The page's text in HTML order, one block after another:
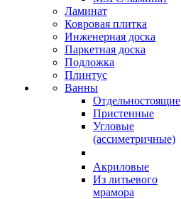
Ламинат
Ковровая плитка
Инженерная доска
Паркетная доска
Подложка
Плинтус
Ванны
Отдельностоящие
Пристенные
Угловые
(ассиметричные)
Акриловые
Из литьевого
мрамора